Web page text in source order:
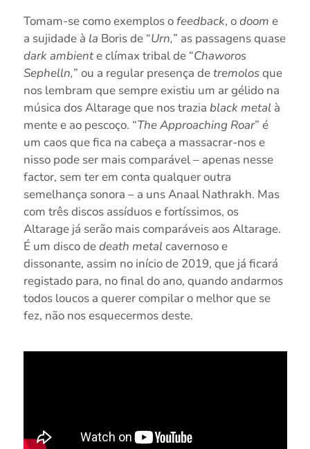
Tomam-se como exemplos ofeedback, odoom e
a sujidadeà la Boris de “Urn,” as passagens quase
dark ambiente clímax tribal de “Chaworos
Sephelln,” ou a regular presença detremolosque
nos lembram que sempre existiu um ar gélido na
música dos Altarage que nos trazia black metalà
mente e ao pescoço. “The Approaching Roar” é
um caos que fica na cabeça a massacrar-nos e
nisso pode ser mais comparável – apenas nesse
factor, sem ter em conta qualquer outra
semelhança sonora – a uns Anaal Nathrakh. Mas
com três discos assíduos e fortíssimos, os
Altarage já serão mais comparáveis aos Altarage.
É um disco dedeath metalcavernoso e
dissonante, assim no início de 2019, que já ficará
registado para, no final do ano, quando andarmos
todos loucos a querer compilar o melhor que se
fez, não nos esquecermos deste.